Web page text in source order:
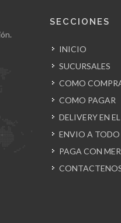
SECCIONES
INICIO
SUCURSALES
COMO
COMO PAGAR
DELIVERY EN
ENVIO A TODO
PAGA CON